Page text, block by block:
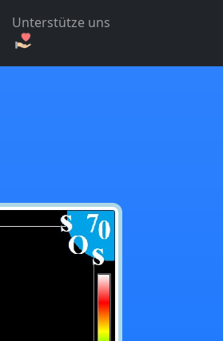
Unterstütze uns